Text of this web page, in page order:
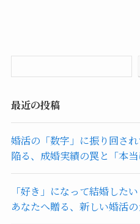
最近の投稿
婚活の「数字」に振り回さ
陥る、成婚実績の罠と「本
「好き」になって結婚した
あなたへ贈る、新しい婚活